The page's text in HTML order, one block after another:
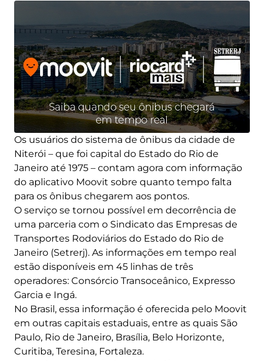
Os usuários do sistema de ônibus da cidade de
Niterói – que foi capital do Estado do Rio de
Janeiro até 1975 – contam agora com informação
do aplicativo Moovit sobre quanto tempo falta
para os ônibus chegarem aos pontos.
O serviço se tornou possível em decorrência de
uma parceria com o Sindicato das Empresas de
Transportes Rodoviários do Estado do Rio de
Janeiro (Setrerj). As informações em tempo real
estão disponíveis em 45 linhas de três
operadores: Consórcio Transoceânico, Expresso
Garcia e Ingá.
No Brasil, essa informação é oferecida pelo Moovit
em outras capitais estaduais, entre as quais São
Paulo, Rio de Janeiro, Brasília, Belo Horizonte,
Curitiba, Teresina, Fortaleza.